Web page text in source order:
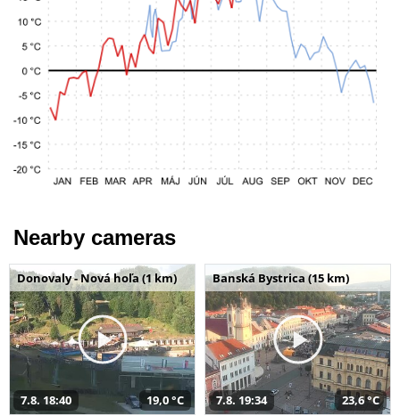
Nearby cameras
Donovaly - Nová hoľa (1 km)
7.8. 18:40 19,0 °C
Banská Bystrica (15 km)
7.8. 19:34 23,6 °C